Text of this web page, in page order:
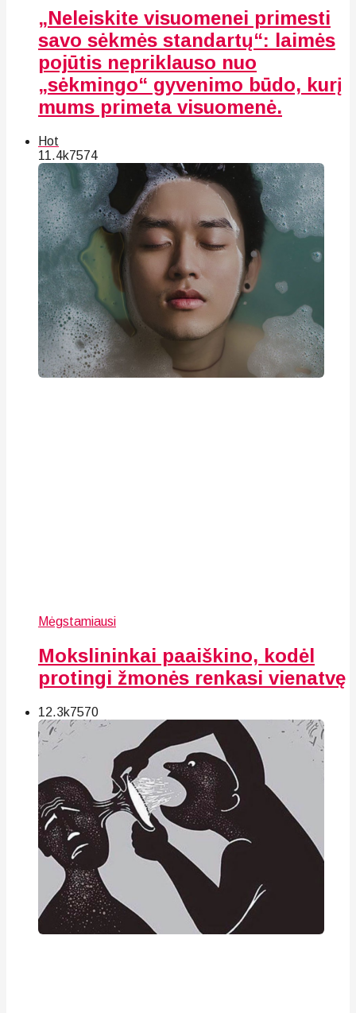
„Neleiskite visuomenei primesti
savo sėkmės standartų“: laimės
pojūtis nepriklauso nuo
„sėkmingo“ gyvenimo būdo, kurį
mums primeta visuomenė.
Hot
11.4k7574
Mėgstamiausi
Mokslininkai paaiškino, kodėl
protingi žmonės renkasi vienatvę
12.3k7570